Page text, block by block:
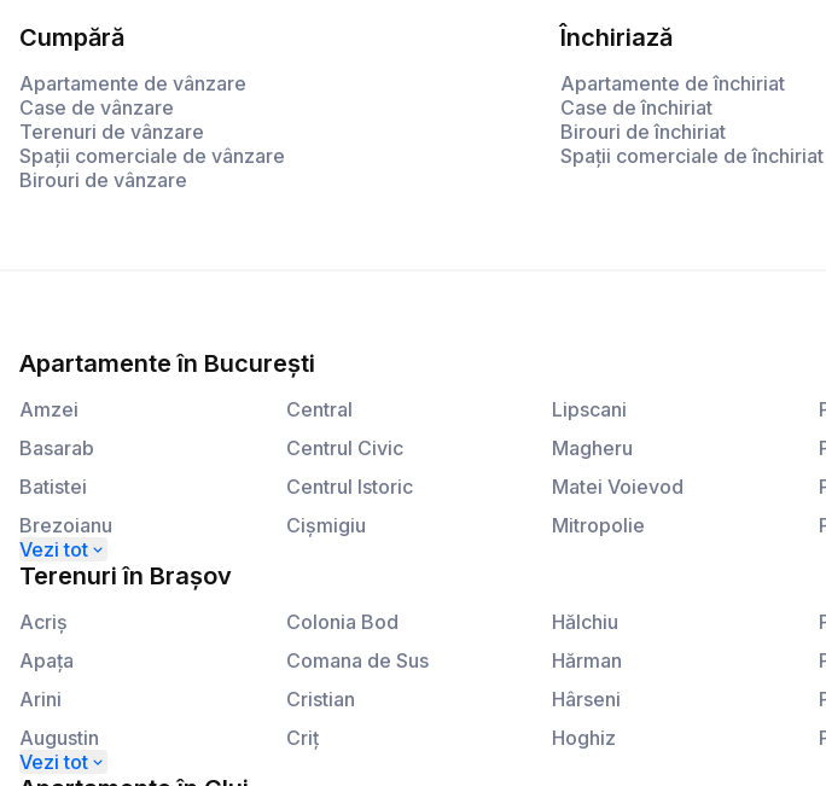
Cumpără
Apartamente de vânzare
Case de vânzare
Terenuri de vânzare
Spații comerciale de vânzare
Birouri de vânzare
Închiriază
Apartamente de închiriat
Case de închiriat
Birouri de închiriat
Spații comerciale de închiriat
Apartamente în București
Amzei
Basarab
Batistei
Brezoianu
Calea Plevnei
Central
Centrul Civic
Centrul Istoric
Cişmigiu
Lipscani
Magheru
Matei Voievod
Mitropolie
Terenuri în Brașov
Acriş
Apaţa
Arini
Augustin
Beclean
Colonia Bod
Comana de Sus
Cristian
Criţ
Hălchiu
Hărman
Hârseni
Hoghiz